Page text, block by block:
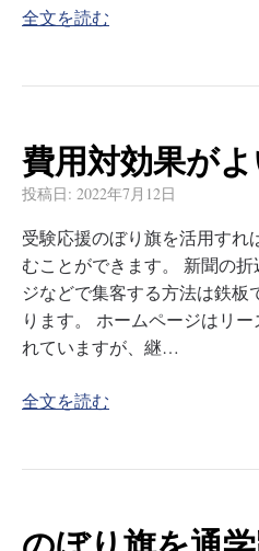
全文を読む
費用対効果が
投稿日: 2022年7月12日
受験応援のぼり旗を活用すれ
むことができます。 新聞の
ジなどで集客する方法は鉄板
ります。 ホームページはリ
れていますが、継…
全文を読む